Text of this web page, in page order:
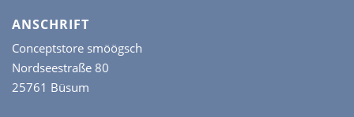
ANSCHRIFT
Conceptstore smöögsch
Nordseestraße 80
25761 Büsum